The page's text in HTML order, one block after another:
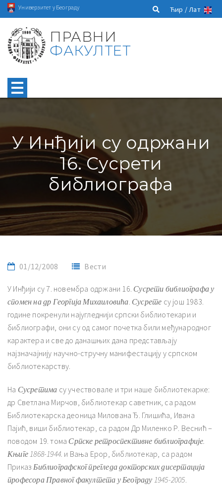
Универзитет у Београду Ћир /Лат
ПРАВНИ
ФАКУЛТЕТ
У Инђији су одржани
16. Сусрети
библиографа
01/12/2008 Вести
У Инђији су 7. новембра одржани 16. Сусрети библиографа у
спомен на др Георгија Михаиловића Сусрете су још 1983.
године покренули најугледнији српски библиотекари и
библиографи, они су од самог почетка били међународног
карактера и све до данашњих дана представљају
најзначајнију научно-стручну манифестацију у српском
библиотекарству.
На Сусретима су учествовале и три наше библиотекарке:
др Светлана Мирчов, библиотекар саветник, са радом
Библиотекарска деоница Милована Ђ. Глишића, Ивана
Пајић, виши библиотекар, са радом Др Миленко Р. Веснић –
поводом 19. тома Српске ретроспективне библиографије.
Књиге 1868-1944. и Вања Ерор, библиотекар, са радом
Приказ Библиографског прегледа докторских дисертација
професора Правног факултета у Београду 1945-2005